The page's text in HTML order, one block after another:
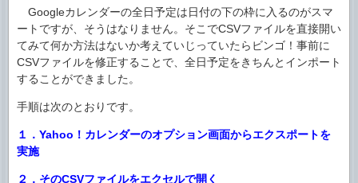
Googleカレンダーの全日予定は日付の下の枠に入るのがスマ
ートですが、そうはなりません。そこでCSVファイルを直接開い
てみて何か方法はないか考えていじっていたらビンゴ！事前に
CSVファイルを修正することで、全日予定をきちんとインポート
することができました。
手順は次のとおりです。
１．Yahoo！カレンダーのオプション画面からエクスポートを
実施
２．そのCSVファイルをエクセルで開く